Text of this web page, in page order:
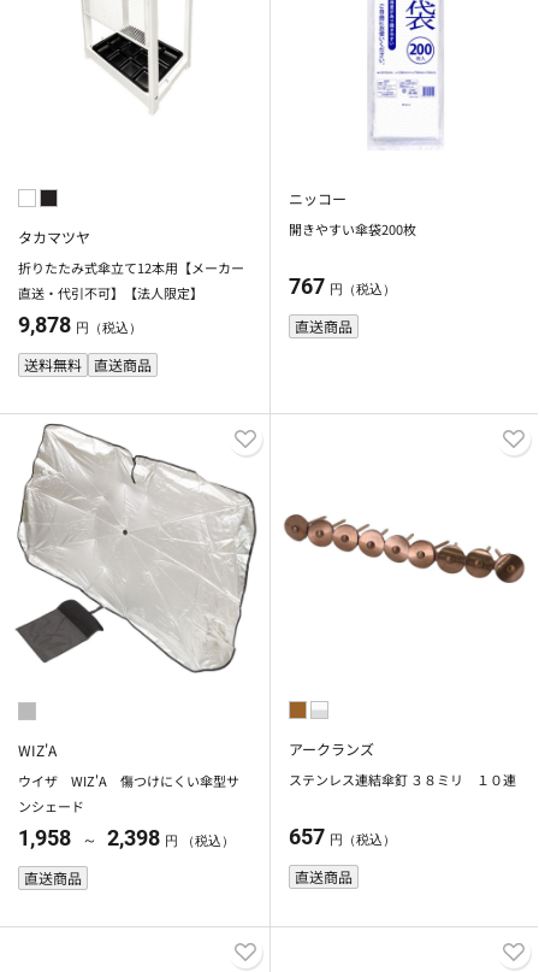
タカマツヤ
折りたたみ式傘立て12本用【メーカー
直送・代引不可】【法人限定】
9,878 円（税込）
送料無料 直送商品
ニッコー
開きやすい傘袋200枚
767 円（税込）
直送商品
WIZ'A
ウイザ WIZ'A 傷つけにくい傘型サ
ンシェード
1,958 ～ 2,398 円 （税込）
直送商品
アークランズ
ステンレス連結傘釘 ３８ミリ １０連
657 円（税込）
直送商品